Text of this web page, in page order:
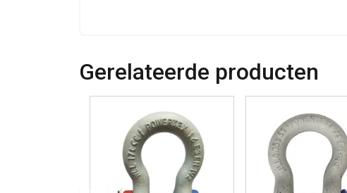
Gerelateerde producten